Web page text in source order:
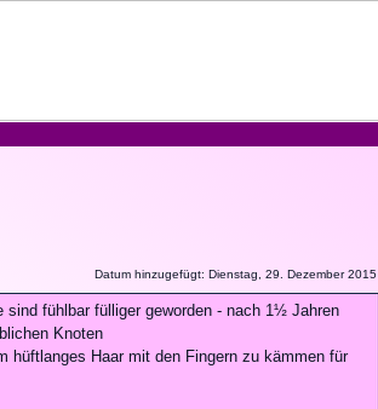
Datum hinzugefügt: Dienstag, 29. Dezember 2015
sind fühlbar fülliger geworden - nach 1½ Jahren
Knoten
hüftlanges Haar mit den Fingern zu kämmen für